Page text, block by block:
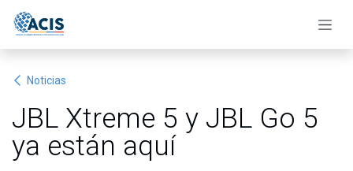
Noticias
JBL Xtreme 5 y JBL Go 5
ya están aquí